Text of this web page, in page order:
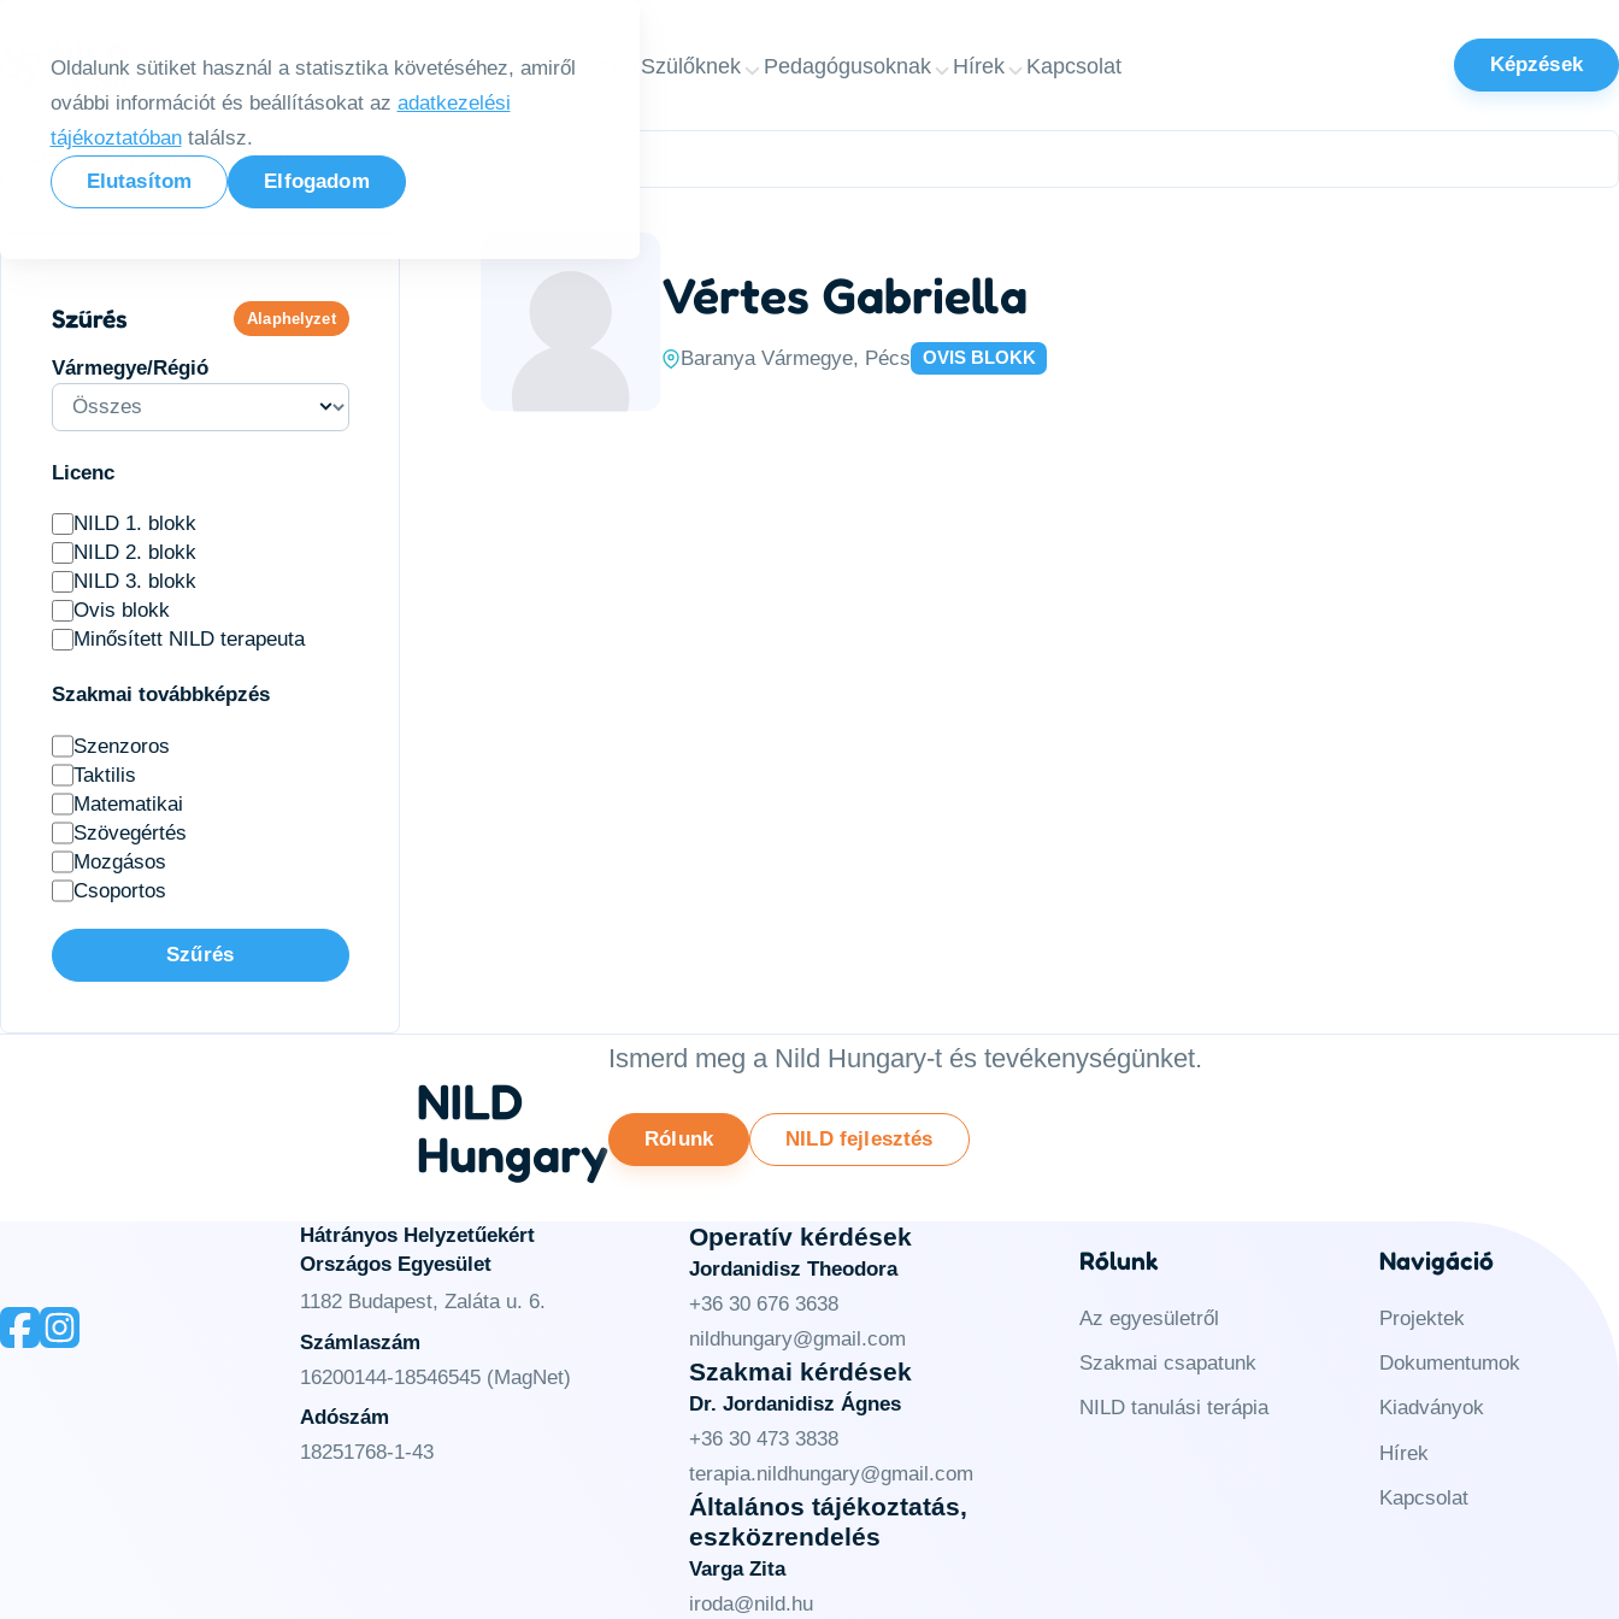
Oldalunk sütiket használ a statisztika követéséhez, amiről
ovábbi információt és beállításokat az adatkezelési
tájékoztatóbantalálsz.
Elutasítom
Elfogadom
KezdőlapRólunk Szülőknek Pedagógusoknak Hírek Kapcsolat Képzések
Nild Hungary Terapeuták Vértes Gabriella
Vértes Gabriella
Baranya Vármegye, Pécs OVIS BLOKK
Szűrés Alaphelyzet
Vármegye/Régió
Licenc
NILD 1. blokk
NILD 2. blokk
NILD 3. blokk
Ovis blokk
Minősített NILD terapeuta
Szakmai továbbképzés
Szenzoros
Taktilis
Matematikai
Szövegértés
Mozgásos
Csoportos
Szűrés
NILD
Hungary
Ismerd meg a Nild Hungary-t és tevékenységünket.
Rólunk NILD fejlesztés
Hátrányos Helyzetűekért
Országos Egyesület
1182 Budapest, Zaláta u. 6.
Számlaszám
16200144-18546545 (MagNet)
Adószám
18251768-1-43
Operatív kérdések
Jordanidisz Theodora
+36 30 676 3638
nildhungary@gmail.com
Szakmai kérdések
Dr. Jordanidisz Ágnes
+36 30 473 3838
terapia.nildhungary@gmail.com
Általános tájékoztatás,
eszközrendelés
Varga Zita
iroda@nild.hu
Rólunk
Az egyesületről
Szakmai csapatunk
NILD tanulási terápia
Navigáció
Projektek
Dokumentumok
Kiadványok
Hírek
Kapcsolat